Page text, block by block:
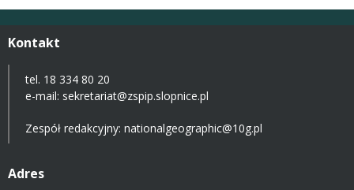
Kontakt
tel. 18 334 80 20
e-mail: sekretariat@zspip.slopnice.pl
Zespół redakcyjny: nationalgeographic@10g.pl
Adres